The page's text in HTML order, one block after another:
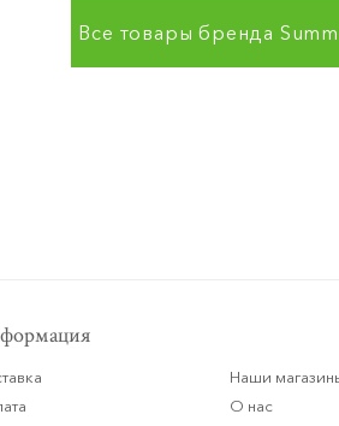
Все товары бренда
Наши
О нас